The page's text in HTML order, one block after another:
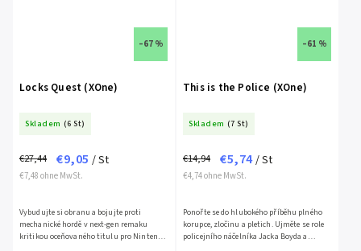
–67 %
Locks Quest (XOne)
Skladem (6 St)
€7,48 ohne MwSt.
€27,44 €9,05 / St
Vybudujte si obranu a bojujte proti
mechanické hordě v next-gen remaku
kritikou oceňovaného titulu pro Nintendo
–61 %
This is the Police (XOne)
Skladem (7 St)
€4,74 ohne MwSt.
€14,94 €5,74/ St
Ponořte se do hlubokého příběhu plného
korupce, zločinu a pletich. Ujměte se role
policejního náčelníka Jacka Boyda a